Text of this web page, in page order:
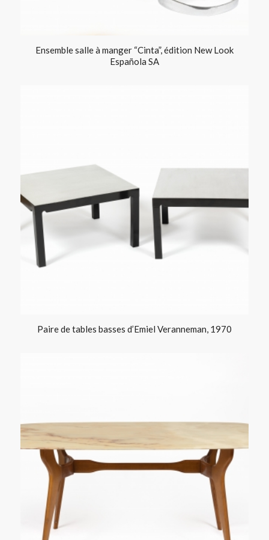
Ensemble salle à manger “Cinta”, édition New Look
Española SA
Paire de tables basses d’Emiel Veranneman, 1970